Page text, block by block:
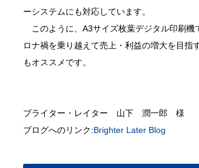
ーシステムにも対応しています。
このように、A3サイズ枚葉デジタル印刷機
ロナ禍を乗り越えて売上・利益の増大を目
もオススメです。
ブライター・レイター 山下 潤一郎 様
ブログへのリンク:Brighter Later Blog